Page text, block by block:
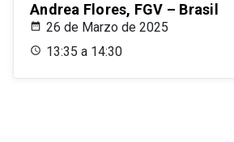
Andrea Flores, FGV – Brasil
26 de Marzo de 2025
13:35 a 14:30